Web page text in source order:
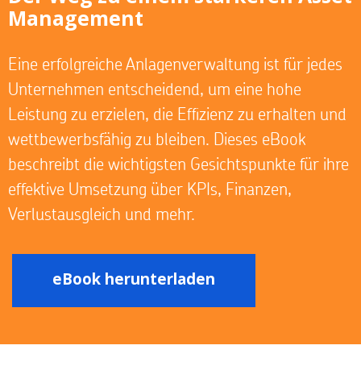
Management
Eine erfolgreiche Anlagenverwaltung ist für jedes
Unternehmen entscheidend, um eine hohe
Leistung zu erzielen, die Effizienz zu erhalten und
wettbewerbsfähig zu bleiben. Dieses eBook
beschreibt die wichtigsten Gesichtspunkte für ihre
effektive Umsetzung über KPIs, Finanzen,
Verlustausgleich und mehr.
eBook herunterladen